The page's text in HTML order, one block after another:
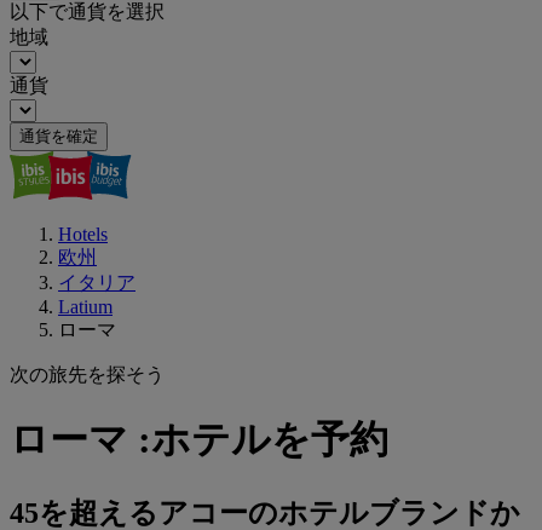
以下で通貨を選択
地域
通貨
通貨を確定
Hotels
欧州
イタリア
Latium
ローマ
次の旅先を探そう
ローマ :ホテルを予約
45を超えるアコーのホテルブランドか